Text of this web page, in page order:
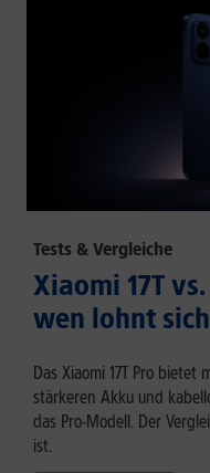
Tests & Vergleiche
Xiaomi 17T
wen lohnt
Das Xiaomi 17T Pro bietet
stärkeren Akku und
das Pro-Modell. Der
ist.